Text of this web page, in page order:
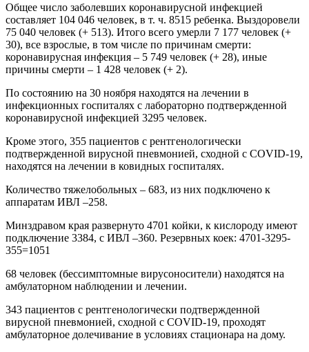
Общее число заболевших коронавирусной инфекцией
составляет 104 046 человек, в т. ч. 8515 ребенка. Выздоровели
75 040 человек (+ 513). Итого всего умерли 7 177 человек (+
30), все взрослые, в том числе по причинам смерти:
коронавирусная инфекция – 5 749 человек (+ 28), иные
причины смерти – 1 428 человек (+ 2).
По состоянию на 30 ноября находятся на лечении в
инфекционных госпиталях с лабораторно подтвержденной
коронавирусной инфекцией 3295 человек.
Кроме этого, 355 пациентов с рентгенологически
подтвержденной вирусной пневмонией, сходной с COVID-19,
находятся на лечении в ковидных госпиталях.
Количество тяжелобольных – 683, из них подключено к
аппаратам ИВЛ –258.
Минздравом края развернуто 4701 койки, к кислороду имеют
подключение 3384, с ИВЛ –360. Резервных коек: 4701-3295-
355=1051
68 человек (бессимптомные вирусоносители) находятся на
амбулаторном наблюдении и лечении.
343 пациентов с рентгенологически подтвержденной
вирусной пневмонией, сходной с COVID-19, проходят
амбулаторное долечивание в условиях стационара на дому.